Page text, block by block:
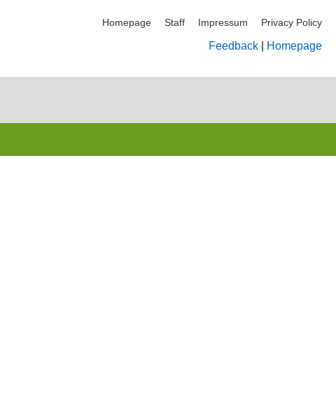
Homepage Staff Impressum Privacy Policy
Feedback Homepage